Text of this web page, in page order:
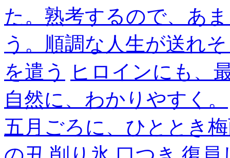
た。熟考するので、あ
う。順調な人生が送れ
を遣う
ヒロインにも、
自然に、わかりやすく。
五月ごろに、ひととき